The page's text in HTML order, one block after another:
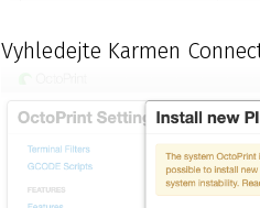
Vyhledejte Karmen